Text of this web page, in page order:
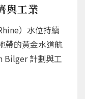
與工業
）水位持續
帶的黃金水道航
Bilger 計劃與工